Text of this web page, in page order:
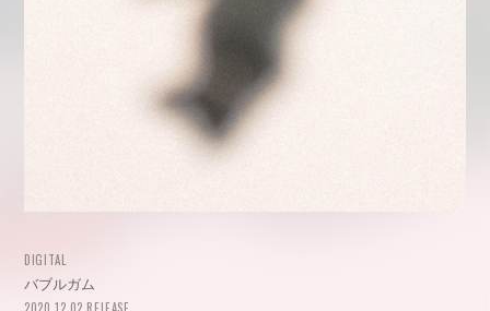
DIGITAL
バブルガム
2020.12.02 RELEASE